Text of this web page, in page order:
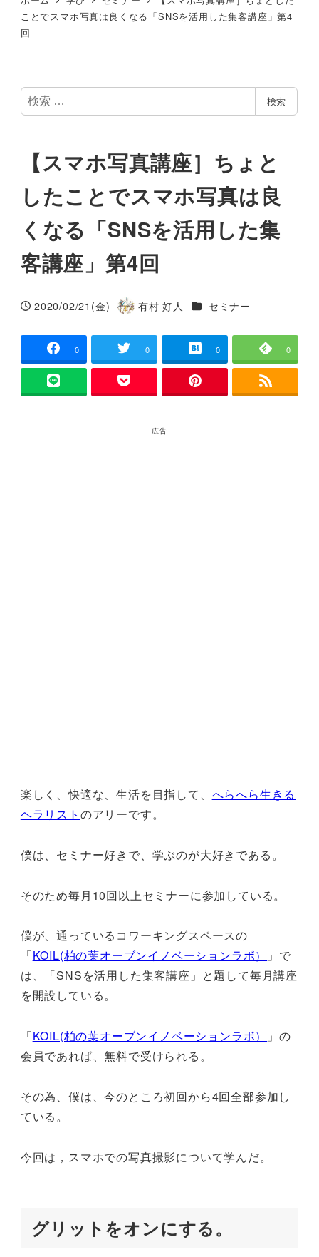
ことでスマホ写真は良くなる「SNSを活用した集客講座」第4
回
検
索
検索
【スマホ写真講座］ちょと
したことでスマホ写真は良
くなる「SNSを活用した集
客講座」第4回
投稿日
2020/02/21(金)
著
有村 好人 カテゴリー
セミナー
0 0 0 0
広告
楽しく、快適な、生活を目指して、 へらへら生きる
ヘラリスト のアリーです。
僕は、セミナー好きで、学ぶのが大好きである。
そのため毎月10回以上セミナーに参加している。
僕が、通っているコワーキングスペースの
「KOIL(柏の葉オーブンイノベーションラボ）
」で
は、「SNSを活用した集客講座」と題して毎月講座
を開設している。
「KOIL(柏の葉オーブンイノベーションラボ）
」の
会員であれば、無料で受けられる。
その為、僕は、今のところ初回から4回全部参加し
ている。
今回は，スマホでの写真撮影について学んだ。
グリットをオンにする。